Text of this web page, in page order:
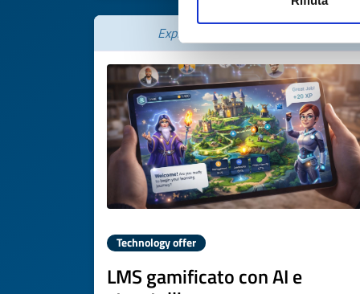
Expires on
Technology offer
LMS gamificato con AI e